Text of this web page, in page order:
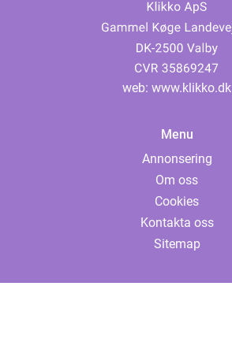
web: www.klikko.dk
Menu
Annonsering
Om oss
Cookies
Kontakta oss
Sitemap